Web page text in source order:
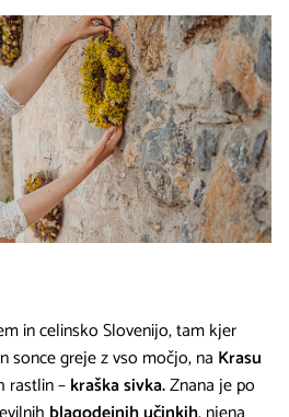
in celinsko Slovenijo, tam kjer
sonce greje z vso močjo, na Krasu
rastlin –kraška sivka.Znana je po